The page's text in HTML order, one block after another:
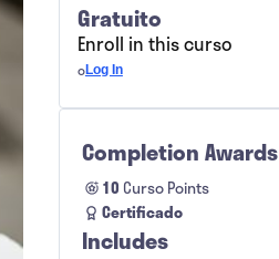
Gratuito
Enroll in this curso
oLog In
Completion Awards
10 Curso Points
Certificado
Includes